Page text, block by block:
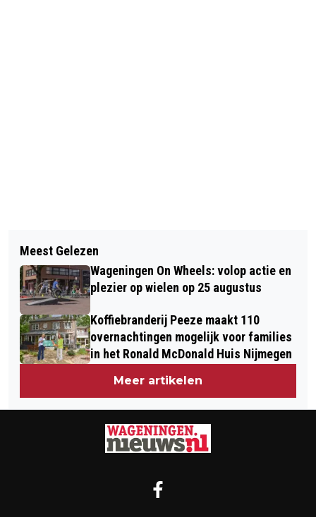
ZO HOU JE JE HUIS KOEL ALS HET
BUITEN WARM IS
THEATERCOLLEGE ZEG JA BIJ
DEMENTIE OP 29 JUNI
Meest Gelezen
Wageningen On Wheels: volop actie en
plezier op wielen op 25 augustus
Koffiebranderij Peeze maakt 110
overnachtingen mogelijk voor families
in het Ronald McDonald Huis Nijmegen
Meer artikelen